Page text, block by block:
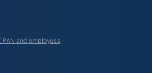
PAN and employees